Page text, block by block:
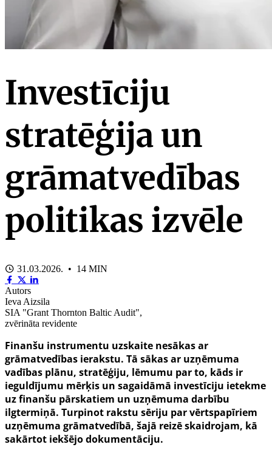
Investīciju
stratēģija un
grāmatvedības
politikas izvēle
31.03.2026. • 14 MIN
Autors
Ieva Aizsila
SIA "Grant Thornton Baltic Audit",
zvērināta revidente
Finanšu instrumentu uzskaite nesākas ar
grāmatvedības ierakstu. Tā sākas ar uzņēmuma
vadības plānu, stratēģiju, lēmumu par to, kāds ir
ieguldījumu mērķis un sagaidāmā investīciju ietekme
uz finanšu pārskatiem un uzņēmuma darbību
ilgtermiņā. Turpinot rakstu sēriju par vērtspapīriem
uzņēmuma grāmatvedībā, šajā reizē skaidrojam, kā
sakārtot iekšējo dokumentāciju.